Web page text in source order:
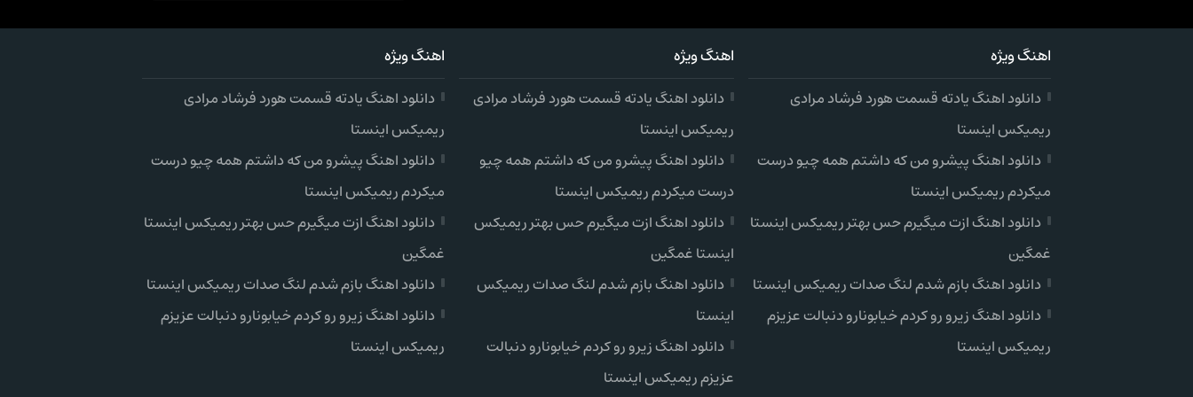
اهنگ ویژه
دانلود اهنگ یادته قسمت هورد فرشاد مرادی
ریمیکس اینستا
دانلود اهنگ پیشرو من که داشتم همه چیو درست
میکردم ریمیکس اینستا
دانلود اهنگ ازت میگیرم حس بهتر ریمیکس اینستا
غمگین
دانلود اهنگ بازم شدم لنگ صدات ریمیکس اینستا
دانلود اهنگ زیرو رو کردم خیابونارو دنبالت عزیزم
ریمیکس اینستا
اهنگ ویژه
دانلود اهنگ یادته قسمت هورد فرشاد مرادی
ریمیکس اینستا
دانلود اهنگ پیشرو من که داشتم همه چیو
درست میکردم ریمیکس اینستا
دانلود اهنگ ازت میگیرم حس بهتر ریمیکس
اینستا غمگین
دانلود اهنگ بازم شدم لنگ صدات ریمیکس
اینستا
دانلود اهنگ زیرو رو کردم خیابونارو دنبالت
عزیزم ریمیکس اینستا
اهنگ ویژه
دانلود اهنگ یادته قسمت هورد فرشاد مرادی
ریمیکس اینستا
دانلود اهنگ پیشرو من که داشتم همه چیو درست
میکردم ریمیکس اینستا
دانلود اهنگ ازت میگیرم حس بهتر ریمیکس اینستا
غمگین
دانلود اهنگ بازم شدم لنگ صدات ریمیکس اینستا
دانلود اهنگ زیرو رو کردم خیابونارو دنبالت عزیزم
ریمیکس اینستا